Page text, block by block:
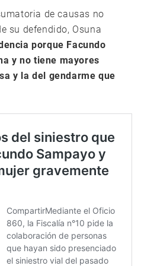
de causas no
su defendido, Osuna
porque Facundo
y no tiene mayores
y la del gendarme que